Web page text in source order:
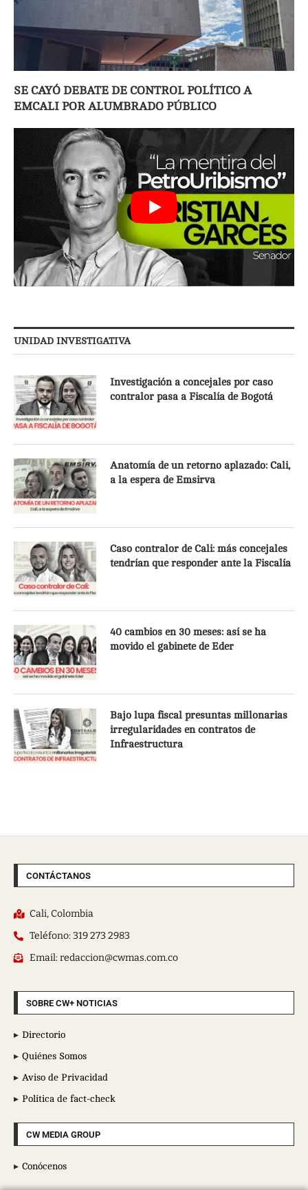
SE CAYÓ DEBATE DE CONTROL POLÍTICO A
EMCALI POR ALUMBRADO PÚBLICO
UNIDAD INVESTIGATIVA
Investigación a concejales por caso
contralor pasa a Fiscalía de Bogotá
Anatomía de un retorno aplazado: Cali,
a la espera de Emsirva
Caso contralor de Cali: más concejales
tendrían que responder ante la Fiscalía
40 cambios en 30 meses: así se ha
movido el gabinete de Eder
Bajo lupa fiscal presuntas millonarias
irregularidades en contratos de
Infraestructura
CONTÁCTANOS
Cali, Colombia
Teléfono: 319 273 2983
Email: redaccion@cwmas.com.co
SOBRE CW+ NOTICIAS
Directorio
Quiénes Somos
Aviso de Privacidad
Política de fact-check
CW MEDIA GROUP
Conócenos